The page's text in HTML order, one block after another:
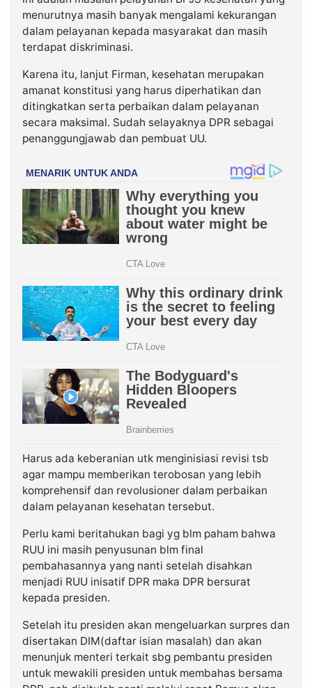
menurutnya masih banyak mengalami kekurangan
dalam pelayanan kepada masyarakat dan masih
terdapat diskriminasi.
Karena itu, lanjut Firman, kesehatan merupakan
amanat konstitusi yang harus diperhatikan dan
ditingkatkan serta perbaikan dalam pelayanan
secara maksimal. Sudah selayaknya DPR sebagai
penanggungjawab dan pembuat UU.
Harus ada keberanian utk menginisiasi revisi tsb
agar mampu memberikan terobosan yang lebih
komprehensif dan revolusioner dalam perbaikan
dalam pelayanan kesehatan tersebut.
Perlu kami beritahukan bagi yg blm paham bahwa
RUU ini masih penyusunan blm final
pembahasannya yang nanti setelah disahkan
menjadi RUU inisatif DPR maka DPR bersurat
kepada presiden.
Setelah itu presiden akan mengeluarkan surpres dan
disertakan DIM(daftar isian masalah) dan akan
menunjuk menteri terkait sbg pembantu presiden
untuk mewakili presiden untuk membahas bersama